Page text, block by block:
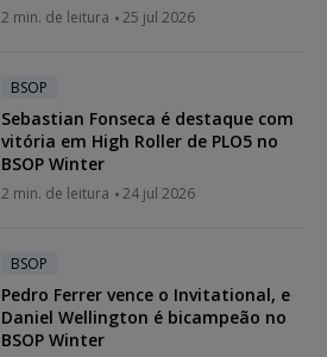
2 min. de leitura 25 jul 2026
BSOP
Sebastian Fonseca é destaque com
vitória em High Roller de PLO5 no
BSOP Winter
2 min. de leitura 24 jul 2026
BSOP
Pedro Ferrer vence o Invitational, e
Daniel Wellington é bicampeão no
BSOP Winter